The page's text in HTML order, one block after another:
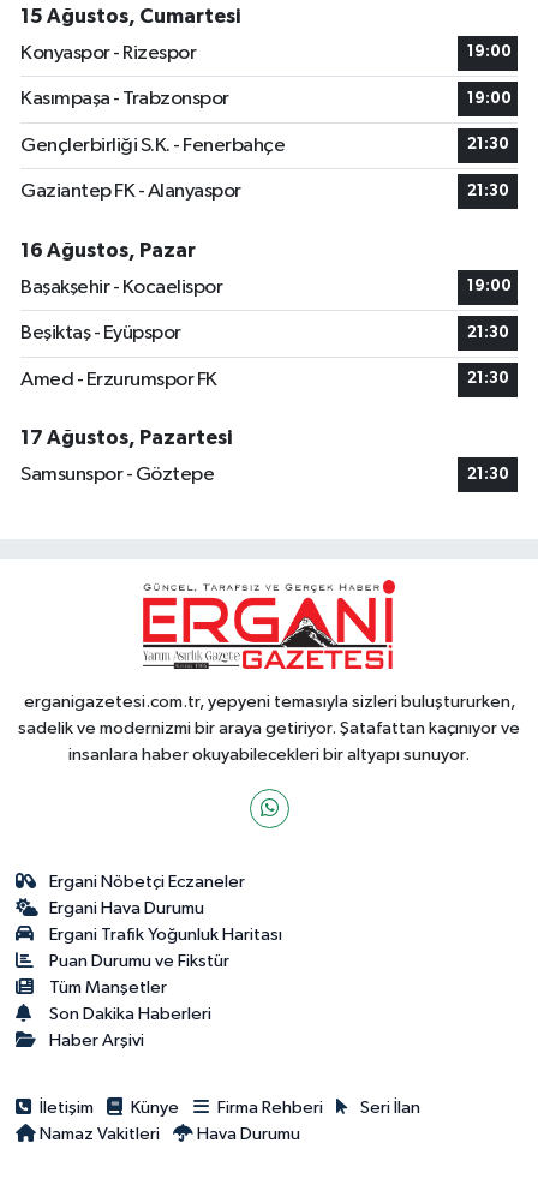
15 Ağustos, Cumartesi
Konyaspor - Rizespor
19:00
Kasımpaşa - Trabzonspor 19:00
Gençlerbirliği S.K. - Fenerbahçe 21:30
Gaziantep FK - Alanyaspor 21:30
16 Ağustos, Pazar
Başakşehir - Kocaelispor
19:00
Beşiktaş - Eyüpspor 21:30
Amed - Erzurumspor FK 21:30
17 Ağustos, Pazartesi
Samsunspor - Göztepe
21:30
erganigazetesi.com.tr, yepyeni temasıyla sizleri buluştururken,
sadelik ve modernizmi bir araya getiriyor. Şatafattan kaçınıyor ve
insanlara haber okuyabilecekleri bir altyapı sunuyor.
Ergani Nöbetçi Eczaneler
Ergani Hava Durumu
Ergani Trafik Yoğunluk Haritası
Puan Durumu ve Fikstür
Tüm Manşetler
Son Dakika Haberleri
Haber Arşivi
İletişim Künye Firma Rehberi
Seri İlan
Namaz Vakitleri
Hava Durumu